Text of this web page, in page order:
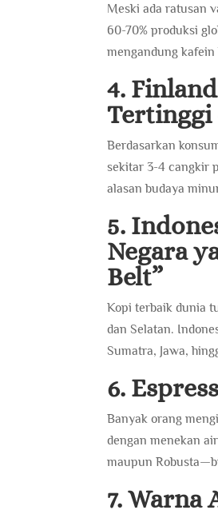
Meski ada ratusan
60-70% produksi
mengandung
4.
Tertinggi
Berdasarkan
sekitar 3-4 cangkir
alasan budaya
5.
Negara
Belt”
Kopi terbaik dunia
dan Selatan.
Sumatra, Jawa,
6.
Banyak orang
dengan menekan
maupun
7. Warna